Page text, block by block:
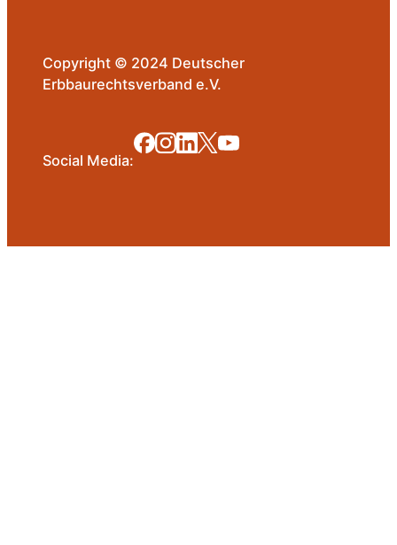
Copyright © 2024 Deutscher
Erbbaurechtsverband e.V.
Social Media: